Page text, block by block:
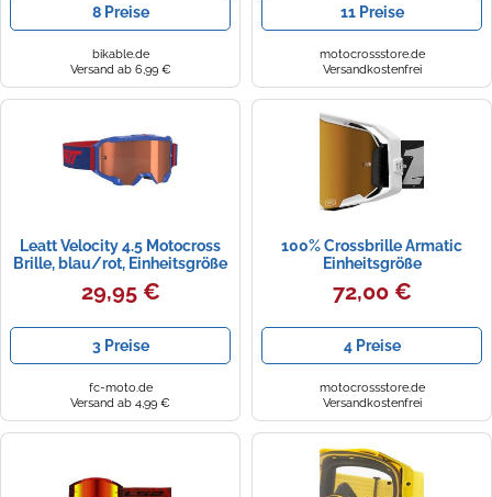
8 Preise
bikable.de
Versand ab 6,99 €
11 Preise
motocrossstore.de
Versandkostenfrei
Leatt Velocity 4.5 Motocross
Brille, blau/rot, Einheitsgröße
29,95 €
3 Preise
fc-moto.de
Versand ab 4,99 €
100% Crossbrille Armatic
Einheitsgröße
72,00 €
4 Preise
motocrossstore.de
Versandkostenfrei